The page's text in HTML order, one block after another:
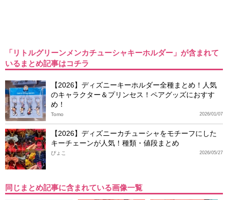
「リトルグリーンメンカチューシャキーホルダー」が含まれて
いるまとめ記事はコチラ
【2026】ディズニーキーホルダー全種まとめ！人気
のキャラクター＆プリンセス！ペアグッズにおすす
め！
2026/01/07
Tomo
【2026】ディズニーカチューシャをモチーフにした
キーチェーンが人気！種類・値段まとめ
2026/05/27
ぴょこ
同じまとめ記事に含まれている画像一覧